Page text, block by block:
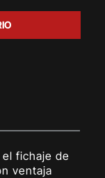
el fichaje de
ventaja